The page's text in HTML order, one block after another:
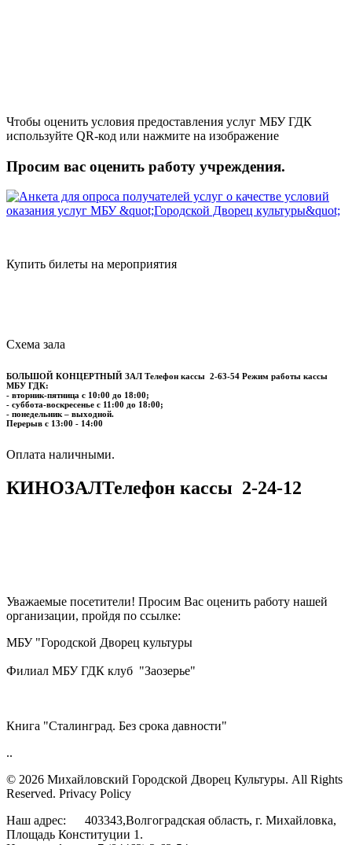
Чтобы оценить условия предоставления услуг МБУ ГДК
используйте QR-код или нажмите на изображение
Просим вас оценить работу учреждения.
Купить билеты на мероприятия
Схема зала
БОЛЬШОЙ КОНЦЕРТНЫЙ ЗАЛ Телефон кассы 2-63-54 Режим работы кассы
МБУ ГДК:
- вторник-пятница с 10:00 до 18:00;
- суббота-воскресенье с 11:00 до 18:00;
- понедельник – выходной.
Перерыв с 13:00 - 14:00
​​​​​​​Оплата наличными.
КИНОЗАЛТелефон кассы 2-24-12
Уважаемые посетители! Просим Вас оценить работу нашей
организации, пройдя по ссылке:
МБУ "Городской Дворец культуры
Филиал МБУ ГДК клуб "Заозерье"
Книга "Сталинград. Без срока давности"
..
© 2026 Михайловский Городской Дворец Культуры. All Rights
Reserved. Privacy Policy
Наш адрес: 403343,Волгоградская область, г. Михайловка,
Площадь Конституции 1.